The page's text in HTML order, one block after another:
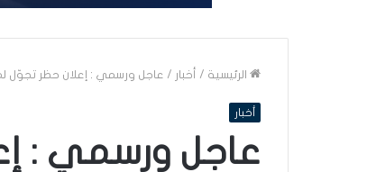
الرئيسية / أخبار / عاجل ورسمي : إعلان حظر تجوّل
أخبار
عاجل ورسمي :